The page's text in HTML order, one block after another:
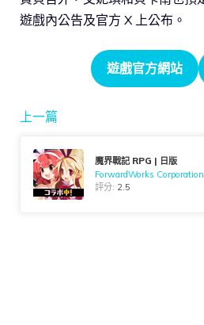
遊戲內公告及官方 X 上公布。
遊戲官方網站
上一篇
魔界戰記 RPG | 日版
ForwardWorks Corporation
評分: 2.5